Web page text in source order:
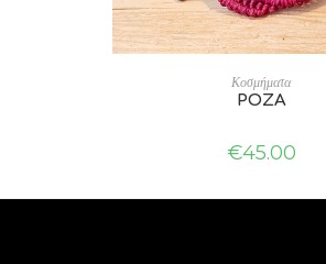
SELECT OPTIONS
Κοσμήματα
ΡΟΖΑ
€45.00